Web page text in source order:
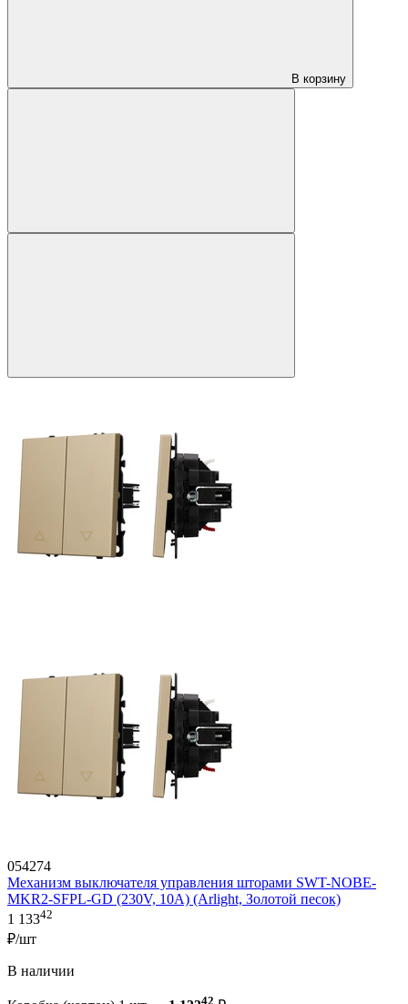
В корзину
054274
Механизм выключателя управления шторами SWT-NOBE-
MKR2-SFPL-GD (230V, 10A) (Arlight, Золотой песок)
1 13342
₽/шт
В наличии
42